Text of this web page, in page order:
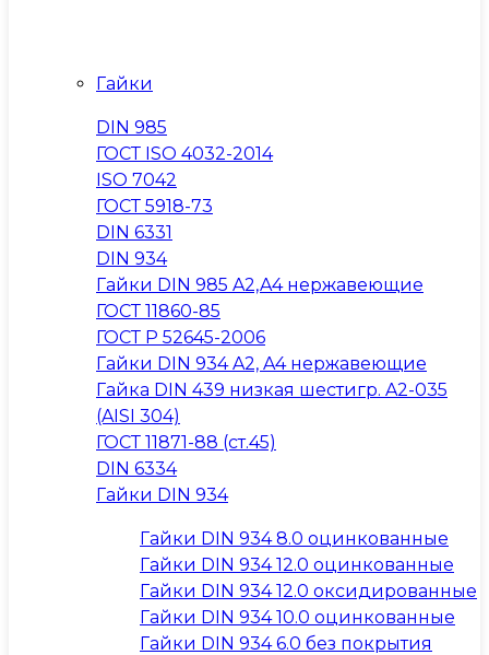
Гайки
DIN 985
ГОСТ ISO 4032-2014
ISO 7042
ГОСТ 5918-73
DIN 6331
DIN 934
Гайки DIN 985 A2,A4 нержавеющие
ГОСТ 11860-85
ГОСТ Р 52645-2006
Гайки DIN 934 A2, A4 нержавеющие
Гайка DIN 439 низкая шестигр. A2-035
(AISI 304)
ГОСТ 11871-88 (ст.45)
DIN 6334
Гайки DIN 934
Гайки DIN 934 8.0 оцинкованные
Гайки DIN 934 12.0 оцинкованные
Гайки DIN 934 12.0 оксидированные
Гайки DIN 934 10.0 оцинкованные
Гайки DIN 934 6.0 без покрытия